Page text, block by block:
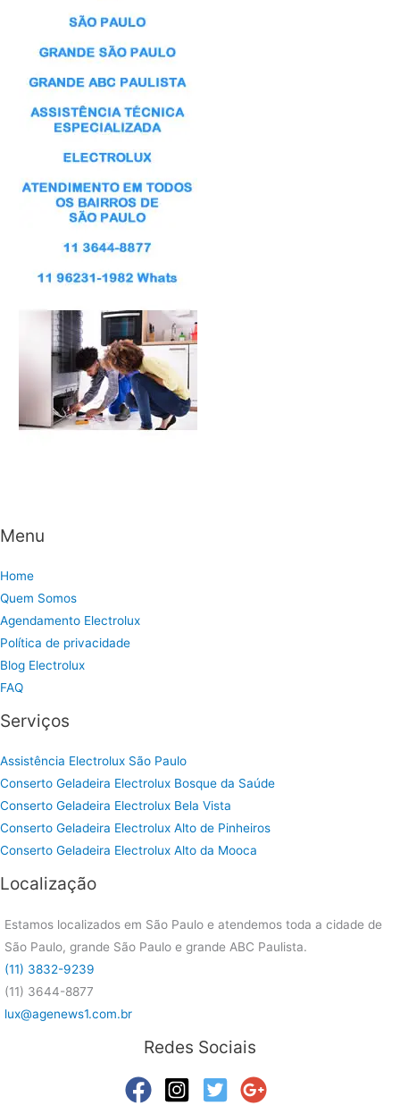
Menu
Home
Quem Somos
Agendamento Electrolux
Política de privacidade
Blog Electrolux
FAQ
Serviços
Assistência Electrolux São Paulo
Conserto Geladeira Electrolux Bosque da Saúde
Conserto Geladeira Electrolux Bela Vista
Conserto Geladeira Electrolux Alto de Pinheiros
Conserto Geladeira Electrolux Alto da Mooca
Localização
Estamos localizados em São Paulo e atendemos toda a cidade de
São Paulo, grande São Paulo e grande ABC Paulista.
(11) 3832-9239
(11) 3644-8877
lux@agenews1.com.br
Redes Sociais